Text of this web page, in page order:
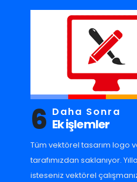
6 Daha Sonra
Ek işlemler
Tüm vektörel tasarım logo
tarafımızdan saklanıyor.
isteseniz vektörel